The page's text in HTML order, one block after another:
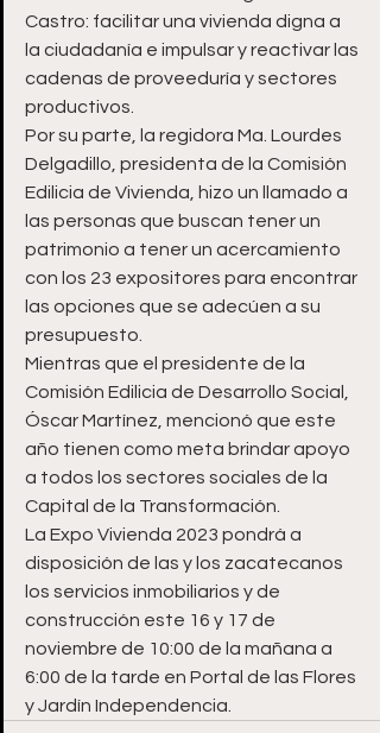
Castro: facilitar una vivienda digna a
la ciudadanía e impulsar y reactivar las
cadenas de proveeduría y sectores
productivos.
Por su parte, la regidora Ma. Lourdes
Delgadillo, presidenta de la Comisión
Edilicia de Vivienda, hizo un llamado a
las personas que buscan tener un
patrimonio a tener un acercamiento
con los 23 expositores para encontrar
las opciones que se adecúen a su
presupuesto.
Mientras que el presidente de la
Comisión Edilicia de Desarrollo Social,
Óscar Martínez, mencionó que este
año tienen como meta brindar apoyo
a todos los sectores sociales de la
Capital de la Transformación.
La Expo Vivienda 2023 pondrá a
disposición de las y los zacatecanos
los servicios inmobiliarios y de
construcción este 16 y 17 de
noviembre de 10:00 de la mañana a
6:00 de la tarde en Portal de las Flores
y Jardín Independencia.